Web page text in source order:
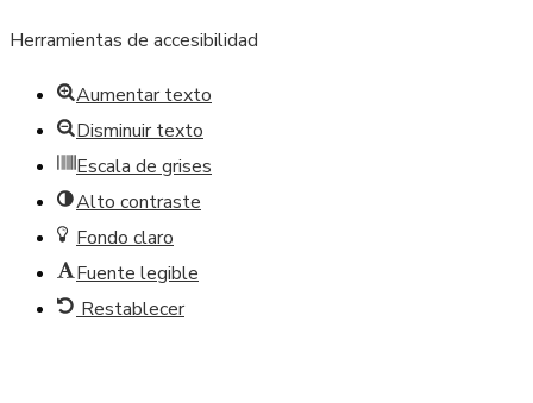
Herramientas de accesibilidad
Aumentar texto
Disminuir texto
Escala de grises
Alto contraste
Fondo claro
Fuente legible
Restablecer